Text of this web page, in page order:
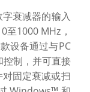
衰减器的输入
至1000 MHz，
设备通过与PC
制，并可直接
固定衰减或扫